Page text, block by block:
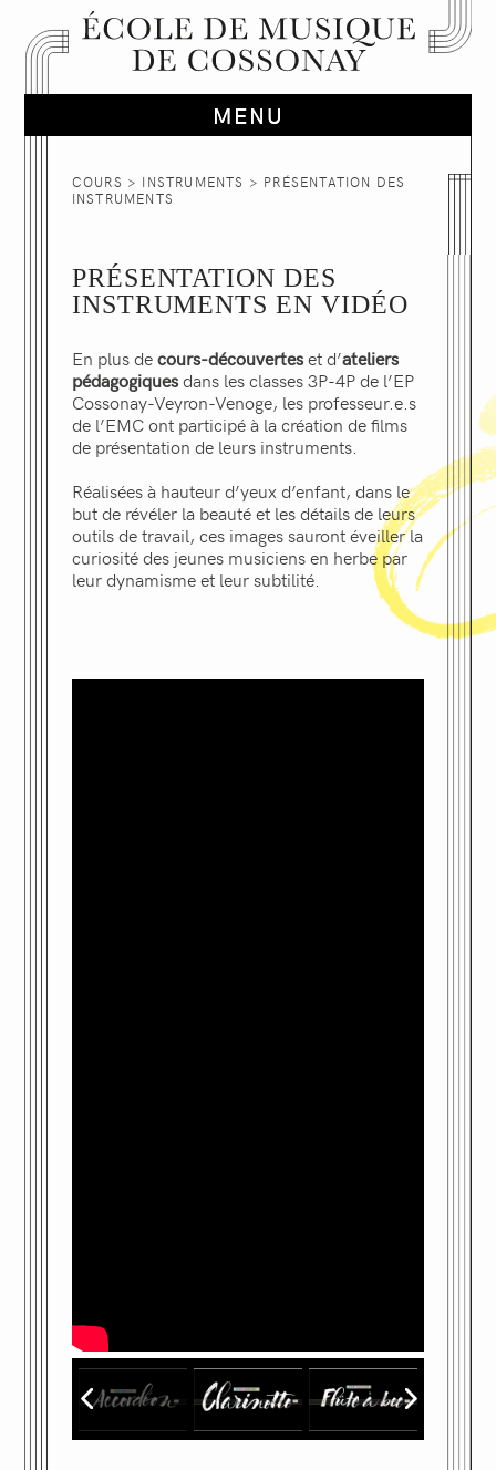
COURS > INSTRUMENTS > PRÉSENTATION DES
INSTRUMENTS
PRÉSENTATION DES
INSTRUMENTS EN VIDÉO
En plus decours-découverteset d’ateliers
pédagogiquesdans les classes 3P-4P de l’EP
Cossonay-Veyron-Venoge, les professeur.e.s
de l’EMC ont participé à la création de films
de présentation de leurs instruments.
Réalisées à hauteur d’yeux d’enfant, dans le
but de révéler la beauté et les détails de leurs
outils de travail, ces images sauront éveiller la
curiosité des jeunes musiciens en herbe par
leur dynamisme et leur subtilité.